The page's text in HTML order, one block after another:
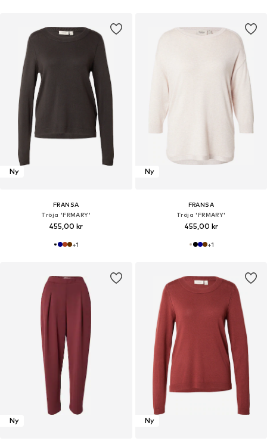
Ny
FRANSA
Tröja 'FRMARY'
455,00 kr
+1
Ny
FRANSA
Tröja 'FRMARY'
455,00 kr
+1
Ny Ny